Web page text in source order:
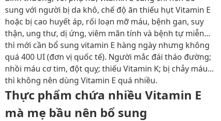
sung với người bị da khô, chế độ ăn thiếu hụt Vitamin E
hoặc bị cao huyết áp, rối loạn mỡ máu, bệnh gan, suy
thận, ung thư, dị ứng, viêm mãn tính và bệnh tự miễn...
thì mới cần bổ sung vitamin E hàng ngày nhưng không
quá 400 UI (đơn vị quốc tế). Người mắc đái tháo đường;
nhồi máu cơ tim, đột quỵ; thiếu Vitamin K; bị chảy máu...
thì không nên dùng Vitamin E quá nhiều.
Thực phẩm chứa nhiều Vitamin E
mà mẹ bầu nên bổ sung